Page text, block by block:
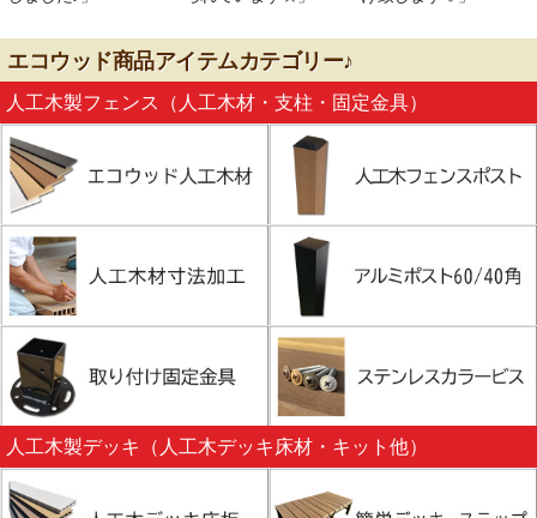
エコウッド商品アイテムカテゴリー♪
人工木製フェンス（人工木材・支柱・固定金具）
人工木製デッキ（人工木デッキ床材・キット他）